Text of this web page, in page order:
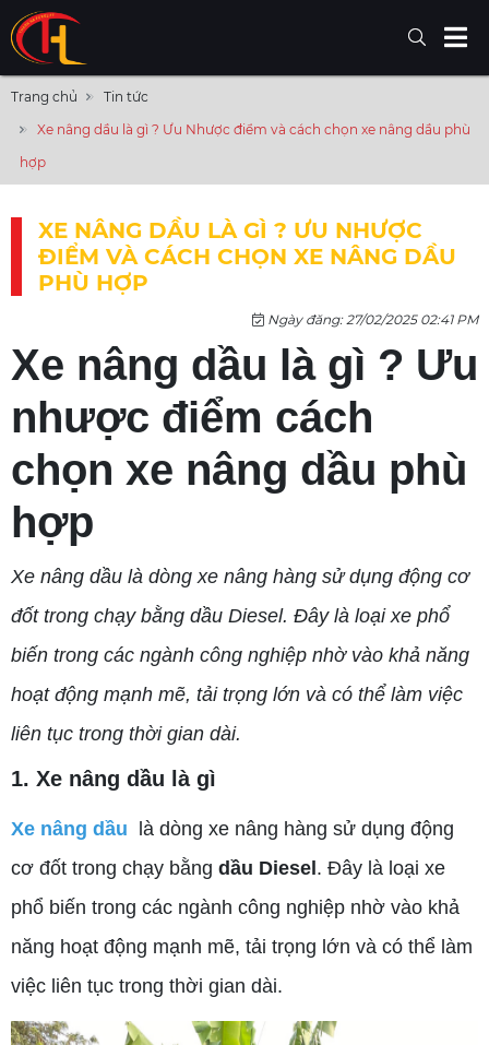
Trang chủ
Tin tức
Xe nâng dầu là gì ? Ưu Nhược điểm và cách chọn xe nâng dầu phù
hợp
XE NÂNG DẦU LÀ GÌ ? ƯU NHƯỢC
ĐIỂM VÀ CÁCH CHỌN XE NÂNG DẦU
PHÙ HỢP
Ngày đăng: 27/02/2025 02:41 PM
Xe nâng dầu là gì ? Ưu
nhược điểm cách
chọn xe nâng dầu phù
hợp
Xe nâng dầu là dòng xe nâng hàng sử dụng động cơ
đốt trong chạy bằng dầu Diesel. Đây là loại xe phổ
biến trong các ngành công nghiệp nhờ vào khả năng
hoạt động mạnh mẽ, tải trọng lớn và có thể làm việc
liên tục trong thời gian dài.
1. Xe nâng dầu là gì
Xe nâng dầu
là dòng xe nâng hàng sử dụng động
cơ đốt trong chạy bằng dầu Diesel . Đây là loại xe
phổ biến trong các ngành công nghiệp nhờ vào khả
năng hoạt động mạnh mẽ, tải trọng lớn và có thể làm
việc liên tục trong thời gian dài.